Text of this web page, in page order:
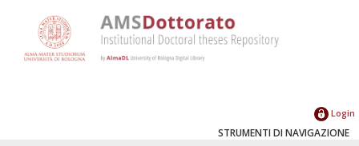
Login
STRUMENTI DI NAVIGAZIONE